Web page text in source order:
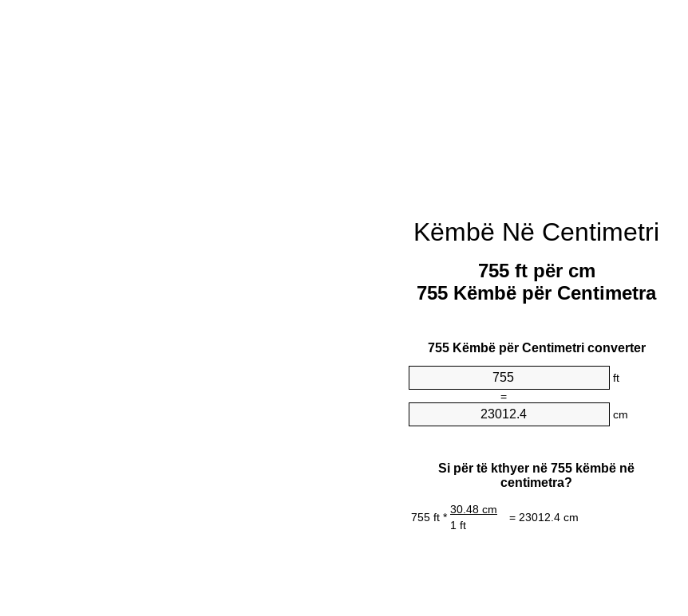
Këmbë Në Centimetri
755 ft për cm
755 Këmbë për Centimetra
755 Këmbë për Centimetri converter
ft
=
cm
Si për të kthyer në 755 këmbë në
centimetra?
755 ft *
30.48 cm
= 23012.4 cm
1 ft